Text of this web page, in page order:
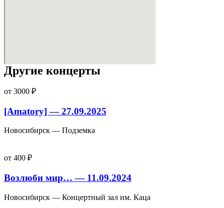
Другие концерты
от 3000 ₽
[Amatory] — 27.09.2025
Новосибирск — Подземка
от 400 ₽
Возлюби мир… — 11.09.2024
Новосибирск — Концертный зал им. Каца